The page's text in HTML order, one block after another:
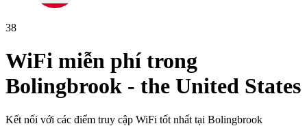
38
WiFi miễn phí trong
Bolingbrook - the United States
Kết nối với các điểm truy cập WiFi tốt nhất tại Bolingbrook